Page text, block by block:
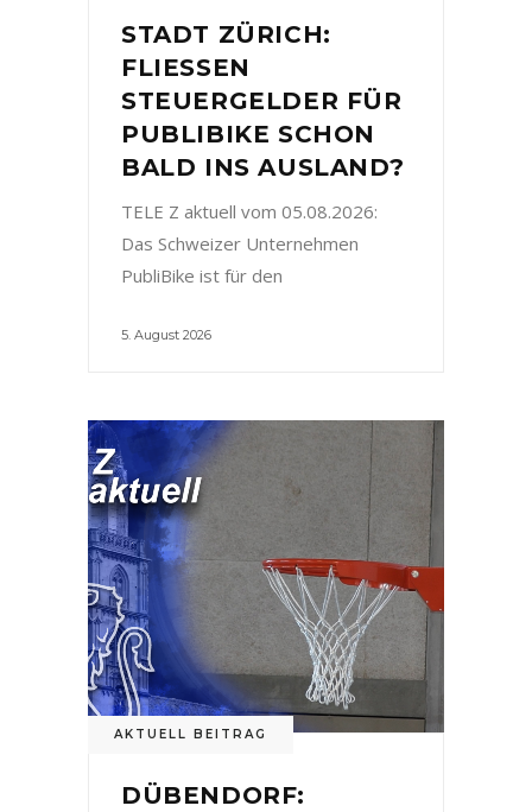
STADT ZÜRICH:
FLIESSEN
STEUERGELDER FÜR
PUBLIBIKE SCHON
BALD INS AUSLAND?
TELE Z aktuell vom 05.08.2026:
Das Schweizer Unternehmen
PubliBike ist für den
5. August 2026
AKTUELL BEITRAG
DÜBENDORF: